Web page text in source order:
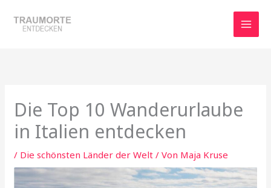
Inhalt
Die Top 10 Wanderurlaube
in Italien entdecken
/ Die schönsten Länder der Welt / Von Maja Kruse